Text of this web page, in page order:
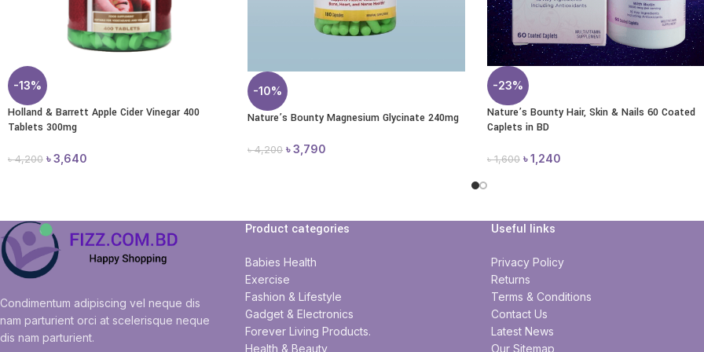
-13%
Holland & Barrett Apple Cider Vinegar 400
Tablets 300mg
৳4,200 ৳3,640
-10%
Nature’s Bounty Magnesium Glycinate 240mg
৳4,200 ৳3,790
-23%
Nature’s Bounty Hair, Skin & Nails 60 Coated
Caplets in BD
৳1,600 ৳1,240
Condimentum adipiscing vel neque dis
nam parturient orci at scelerisque neque
dis nam parturient.
Product categories
Babies Health
Exercise
Fashion & Lifestyle
Gadget & Electronics
Forever Living Products.
Health & Beauty
Useful links
Privacy Policy
Returns
Terms & Conditions
Contact Us
Latest News
Our Sitemap